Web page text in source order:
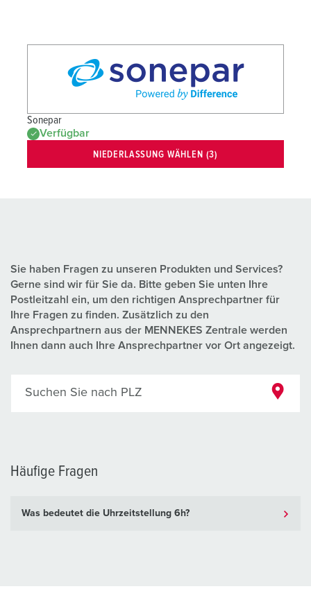
Sonepar
Verfügbar
NIEDERLASSUNG WÄHLEN (3)
Sie haben Fragen zu unseren Produkten und Services?
Gerne sind wir für Sie da. Bitte geben Sie unten Ihre
Postleitzahl ein, um den richtigen Ansprechpartner für
Ihre Fragen zu finden. Zusätzlich zu den
Ansprechpartnern aus der MENNEKES Zentrale werden
Ihnen dann auch Ihre Ansprechpartner vor Ort angezeigt.
Suchen Sie nach PLZ
Häufige Fragen
Was bedeutet die Uhrzeitstellung 6h?